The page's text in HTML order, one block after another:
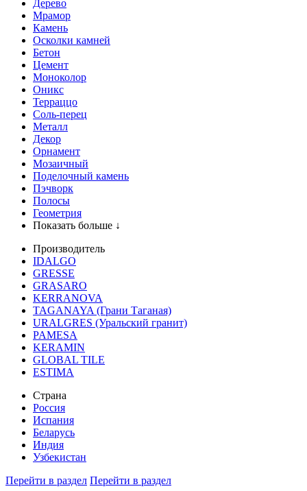
Дерево
Мрамор
Камень
Осколки камней
Бетон
Цемент
Моноколор
Оникс
Терраццо
Соль-перец
Металл
Декор
Орнамент
Мозаичный
Поделочный камень
Пэчворк
Полосы
Геометрия
Показать больше ↓
Производитель
IDALGO
GRESSE
GRASARO
KERRANOVA
TAGANAYA (Грани Таганая)
URALGRES (Уральский гранит)
PAMESA
KERAMIN
GLOBAL TILE
ESTIMA
Страна
Россия
Испания
Беларусь
Индия
Узбекистан
Перейти в раздел Перейти в раздел